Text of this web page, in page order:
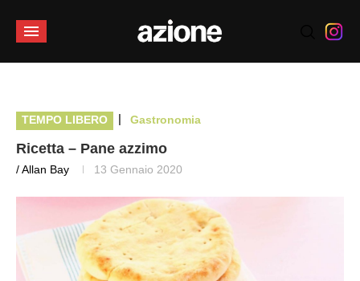
TEMPO LIBERO | Gastronomia
Ricetta – Pane azzimo
/ Allan Bay 13 Gennaio 2020